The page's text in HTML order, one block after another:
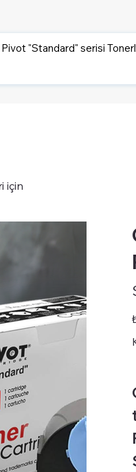
Pivot "Standard" serisi
için